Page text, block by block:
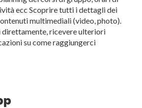
ecc Scoprire tutti i dettagli dei
multimediali (video, photo).
ricevere ulteriori
su come raggiungerci